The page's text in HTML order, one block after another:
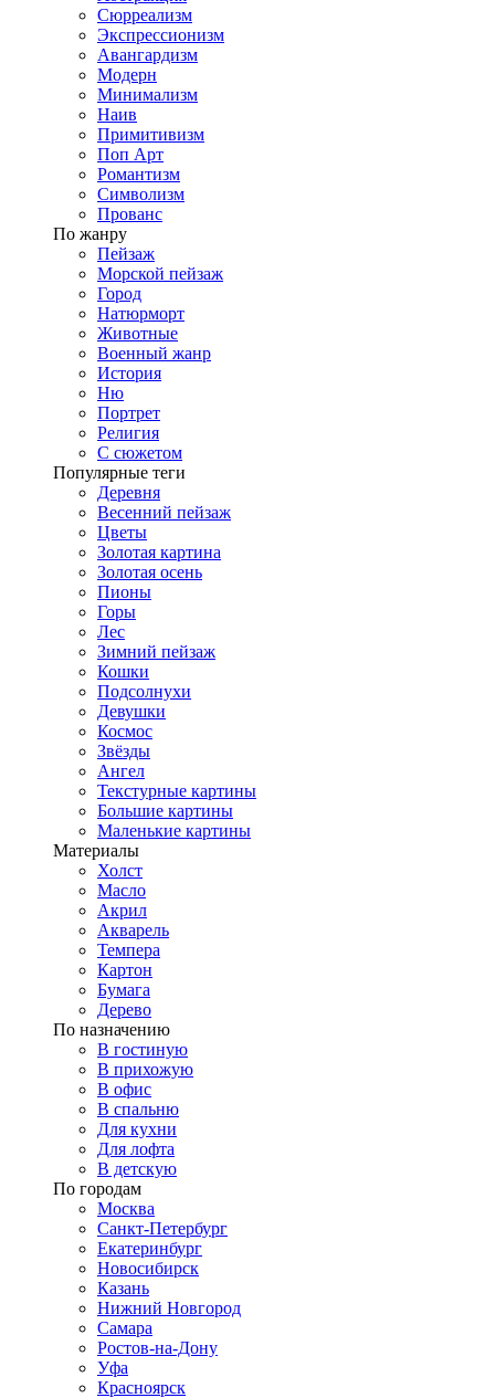
Сюрреализм
Экспрессионизм
Авангардизм
Модерн
Минимализм
Наив
Примитивизм
Поп Арт
Романтизм
Символизм
Прованс
По жанру
Пейзаж
Морской пейзаж
Город
Натюрморт
Животные
Военный жанр
История
Ню
Портрет
Религия
С сюжетом
Популярные теги
Деревня
Весенний пейзаж
Цветы
Золотая картина
Золотая осень
Пионы
Горы
Лес
Зимний пейзаж
Кошки
Подсолнухи
Девушки
Космос
Звёзды
Ангел
Текстурные картины
Большие картины
Маленькие картины
Материалы
Холст
Масло
Акрил
Акварель
Темпера
Картон
Бумага
Дерево
По назначению
В гостиную
В прихожую
В офис
В спальню
Для кухни
Для лофта
В детскую
По городам
Москва
Санкт-Петербург
Екатеринбург
Новосибирск
Казань
Нижний Новгород
Самара
Ростов-на-Дону
Уфа
Красноярск